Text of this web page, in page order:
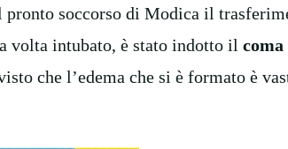
pronto soccorso di Modica il
volta intubato, è stato indotto il
che l’edema che si è formato è